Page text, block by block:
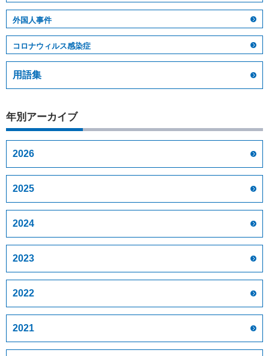
外国人事件
コロナウィルス感染症
用語集
年別アーカイブ
2026
2025
2024
2023
2022
2021